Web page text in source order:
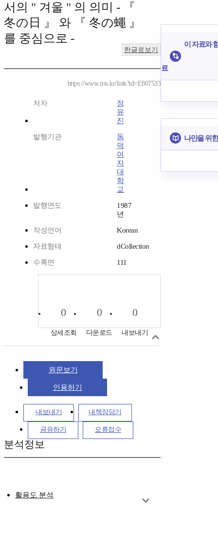
서의 " 겨울 " 의 의미 - 『
冬の日 』 와 『 冬の蠅 』
를 중심으로 -
한글로보기
https://www.riss.kr/link?id=E807533
저자
정
유
진
발행기관
동
덕
여
자
대
학
교
발행연도
1987
년
작성언어 Korean
자료형태 dCollection
수록면 111
0
상세조회
0
다운로드
0
내보내기
원문보기
인용하기
내보내기 내책장담기
공유하기 오류접수
분석정보
활용도 분석
이 자료와
료
나만을 위